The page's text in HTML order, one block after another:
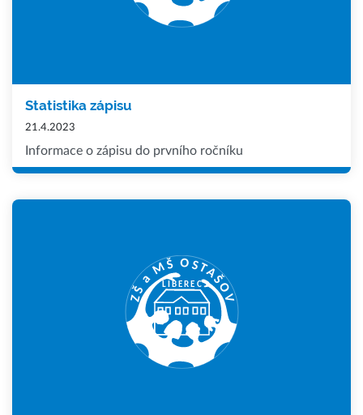
Statistika zápisu
21.4.2023
Informace o zápisu do prvního ročníku